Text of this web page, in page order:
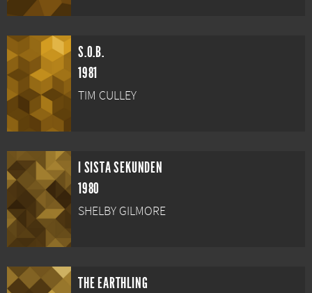
S.O.B.
1981
TIM CULLEY
I SISTA SEKUNDEN
1980
SHELBY GILMORE
THE EARTHLING